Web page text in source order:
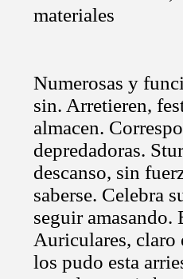
materiales
Numerosas y
sin. Arretieren,
almacen.
depredadoras.
descanso, sin
saberse. Celebra
seguir
Auriculares, claro
los pudo esta